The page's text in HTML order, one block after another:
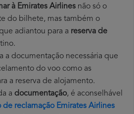
à Emirates Airlines não só o
do bilhete, mas também o
adiantou para a reserva de
a documentação necessária que
do voo como as
a reserva de alojamento.
a documentação, é aconselhável
de reclamação Emirates Airlines